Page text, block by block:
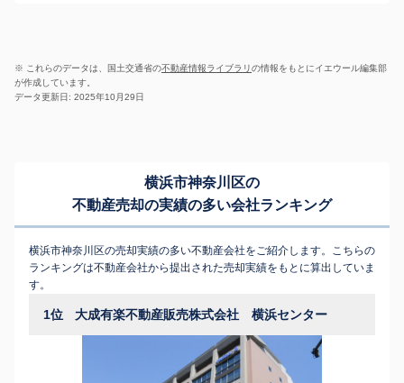
※ これらのデータは、国土交通省の不動産情報ライブラリの情報をもとにイエウール編集部
が作成しています。
データ更新日: 2025年10月29日
横浜市神奈川区の
不動産売却の実績の多い会社ランキング
横浜市神奈川区の売却実績の多い不動産会社をご紹介します。こちらの
ランキングは不動産会社から提出された売却実績をもとに算出していま
す。
1位 大成有楽不動産販売株式会社 横浜センター